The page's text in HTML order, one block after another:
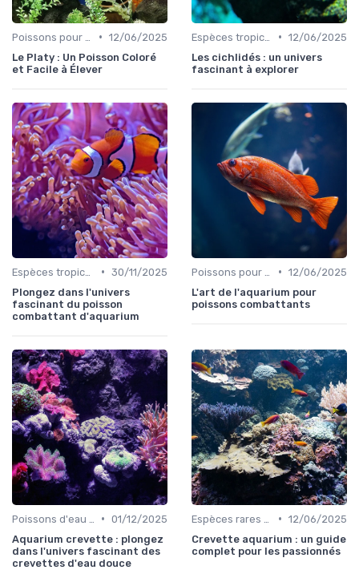
• 12/06/2025
Le Platy : Un Poisson Coloré
et Facile à Élever
• 12/06/2025
Les cichlidés : un univers
fascinant à explorer
• 30/11/2025
Plongez dans l'univers
fascinant du poisson
combattant d'aquarium
• 12/06/2025
L'art de l'aquarium pour
poissons combattants
• 01/12/2025
Aquarium crevette : plongez
dans l'univers fascinant des
crevettes d'eau douce
• 12/06/2025
Crevette aquarium : un guide
complet pour les passionnés